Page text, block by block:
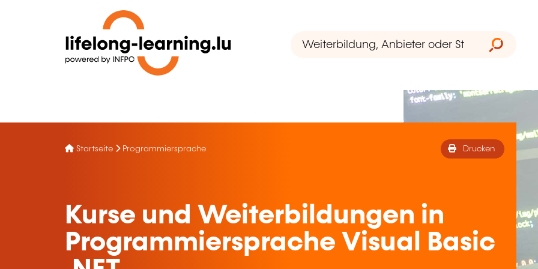
Startseite Programmiersprache Drucken
Kurse und Weiterbildungen in
Programmiersprache Visual Basic